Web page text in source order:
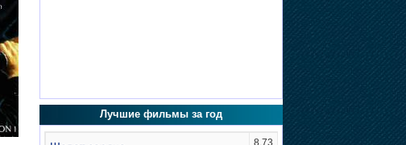
Лучшие фильмы за год
8.73